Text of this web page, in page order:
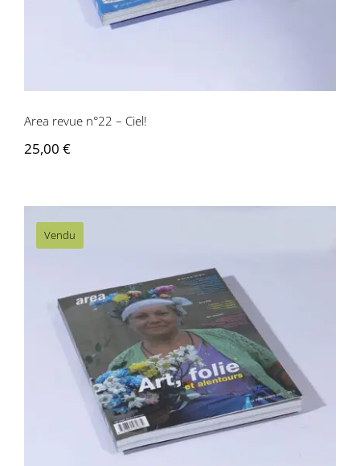
Area revue n°22 – Ciel!
25,00 €
Vendu
Area revue n°24 – Art, Folie, et
alentours